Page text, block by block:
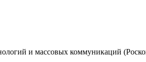
и массовых коммуникаций